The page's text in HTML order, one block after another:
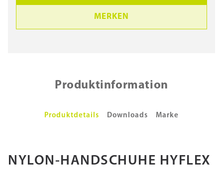
MERKEN
Produktinformation
Produktdetails Downloads Marke
NYLON-HANDSCHUHE HYFLEX